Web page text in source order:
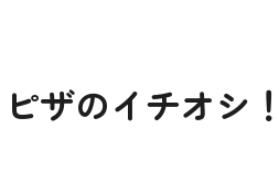
ザのイチオシ！